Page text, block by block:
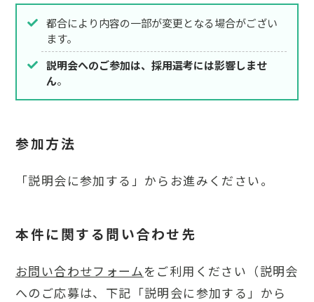
都合により内容の一部が変更となる場合がござい
ます。
説明会へのご参加は、採用選考には影響しませ
ん。
参加方法
「説明会に参加する」からお進みください。
本件に関する問い合わせ先
お問い合わせフォームをご利用ください（説明会
へのご応募は、下記「説明会に参加する」から